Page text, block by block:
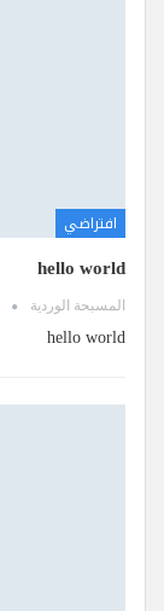
افتراضي
hello world
المسبحة الوردية
hello world